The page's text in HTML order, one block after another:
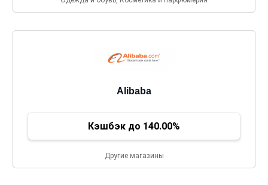
Alibaba
Кэшбэк до 140.00%
Другие магазины